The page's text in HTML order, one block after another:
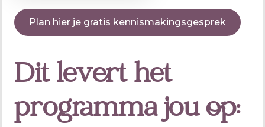
Plan hier je gratis kennismakingsgesprek
Dit levert het
programma jou op: